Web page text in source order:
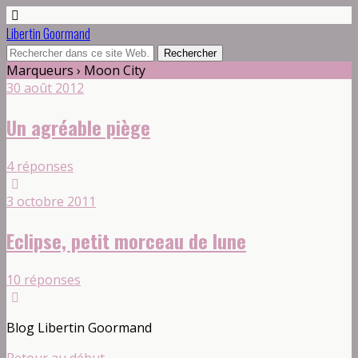
Libertin Goormand
Marqueurs › Moon City
30 août 2012
Un agréable piège
4 réponses
3 octobre 2011
Eclipse, petit morceau de lune
10 réponses
Blog Libertin Goormand